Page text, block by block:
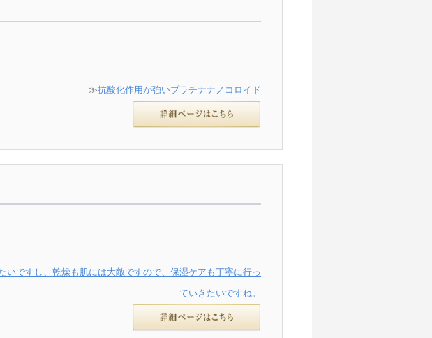
≫抗酸化作用が強いプラチナナノコロイド
ですし、乾燥も肌には大敵ですので、保湿ケアも丁寧に行っ
ていきたいですね。